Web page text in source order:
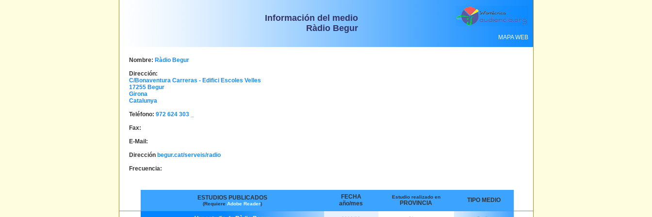
Información del medio
Ràdio Begur
MAPA WEB
Nombre: Ràdio Begur
Dirección:
C/Bonaventura Carreras - Edifici Escoles Velles
17255 Begur
Girona
Catalunya
Teléfono: 972 624 303 _
Fax:
E-Mail:
Dirección begur.cat/serveis/radio
Frecuencia:
ESTUDIOS PUBLICADOS
(Requiere Adobe Reader)
FECHA
año/mes
Estudio realizado en
PROVINCIA TIPO MEDIO